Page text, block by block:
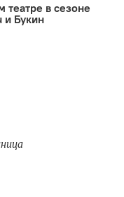
театре в сезоне
и Букин